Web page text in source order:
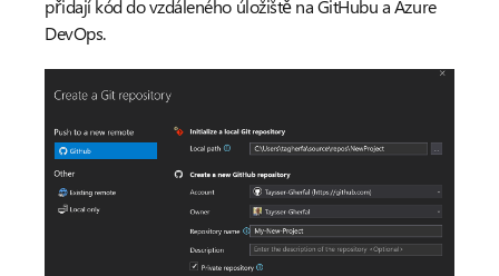
přidají kód do vzdáleného úložiště na GitHubu a Azure
DevOps.